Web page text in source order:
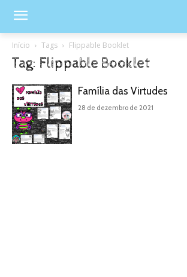
Início Tags Flippable Booklet
Tag: Flippable Booklet
Família das Virtudes
28 de dezembro de 2021